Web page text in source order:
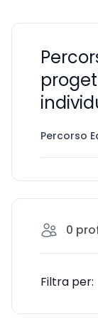
Percorso
0
Filtra per: